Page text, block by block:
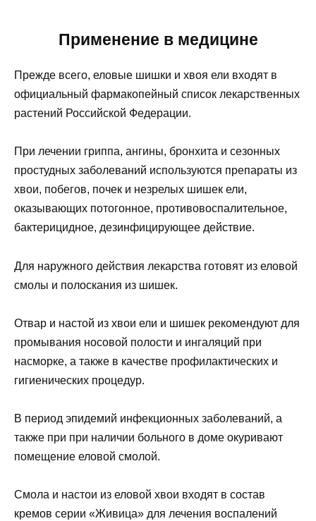
Применение в медицине
Прежде всего, еловые шишки и хвоя ели входят в
официальный фармакопейный список лекарственных
растений Российской Федерации.
При лечении гриппа, ангины, бронхита и сезонных
простудных заболеваний используются препараты из
хвои, побегов, почек и незрелых шишек ели,
оказывающих потогонное, противовоспалительное,
бактерицидное, дезинфицирующее действие.
Для наружного действия лекарства готовят из еловой
смолы и полоскания из шишек.
Отвар и настой из хвои ели и шишек рекомендуют для
промывания носовой полости и ингаляций при
насморке, а также в качестве профилактических и
гигиенических процедур.
В период эпидемий инфекционных заболеваний, а
также при при наличии больного в доме окуривают
помещение еловой смолой.
Смола и настои из еловой хвои входят в состав
кремов серии «Живица» для лечения воспалений